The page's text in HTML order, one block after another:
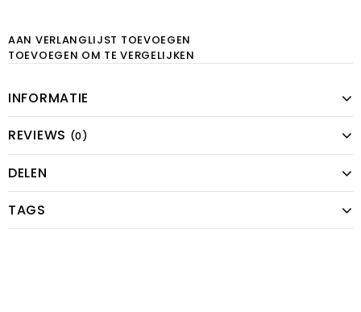
AAN VERLANGLIJST TOEVOEGEN
TOEVOEGEN OM TE VERGELIJKEN
INFORMATIE
REVIEWS (0)
DELEN
TAGS